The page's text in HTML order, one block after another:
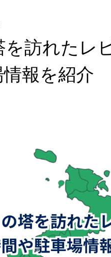
訪れたレ
報を紹介